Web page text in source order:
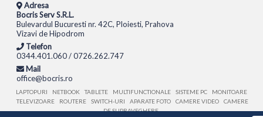
Adresa
Bocris Serv S.R.L.
Bulevardul Bucuresti nr. 42C, Ploiesti, Prahova
Vizavi de Hipodrom
Telefon
0344.401.060 / 0726.262.747
Mail
office@bocris.ro
LAPTOPURI NETBOOK TABLETE MULTIFUNCTIONALE SISTEME PC
MONITOARE
TELEVIZOARE
ROUTERE SWITCH-URI APARATE FOTO CAMERE VIDEO
CAMERE
DE SUPRAVEGHERE